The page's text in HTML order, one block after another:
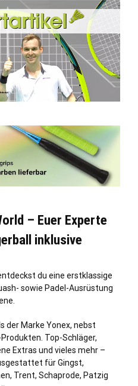
– Euer Experte
inklusive
du eine erstklassige
sowie Padel-Ausrüstung
der Marke Yonex, nebst
Top-Schläger,
Extras und vieles mehr –
für Gingst,
, Trent, Schaprode, Patzig